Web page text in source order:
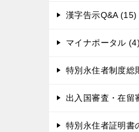
漢字告示Q&A (15)
マイナポータル (4)
特別永住者制度総
出入国審査・在留
特別永住者証明書